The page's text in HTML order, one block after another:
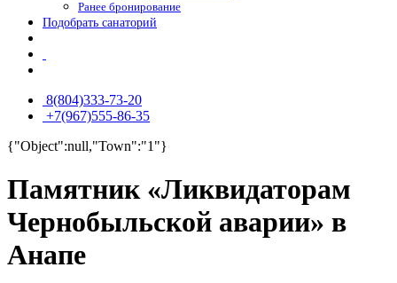
Ранее бронирование
Подобрать санаторий
8(804)333-73-20
+7(967)555-86-35
{"Object":null,"Town":"1"}
Памятник «Ликвидаторам
Чернобыльской аварии» в
Анапе